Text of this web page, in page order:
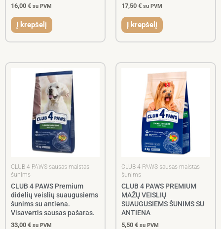
16,00 € su PVM
Į krepšelį
17,50 € su PVM
Į krepšelį
CLUB 4 PAWS sausas maistas
šunims
CLUB 4 PAWS Premium
didelių veislių suaugusiems
šunims su antiena.
Visavertis sausas pašaras.
33,00 € su PVM
CLUB 4 PAWS sausas maistas
šunims
CLUB 4 PAWS PREMIUM
MAŽŲ VEISLIŲ
SUAUGUSIEMS ŠUNIMS SU
ANTIENA
5,50 € su PVM